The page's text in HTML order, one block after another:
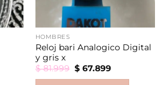
HOMBRES
Reloj bari Analogico Digital
y gris x
$81.999 Original
price
$67.899Current